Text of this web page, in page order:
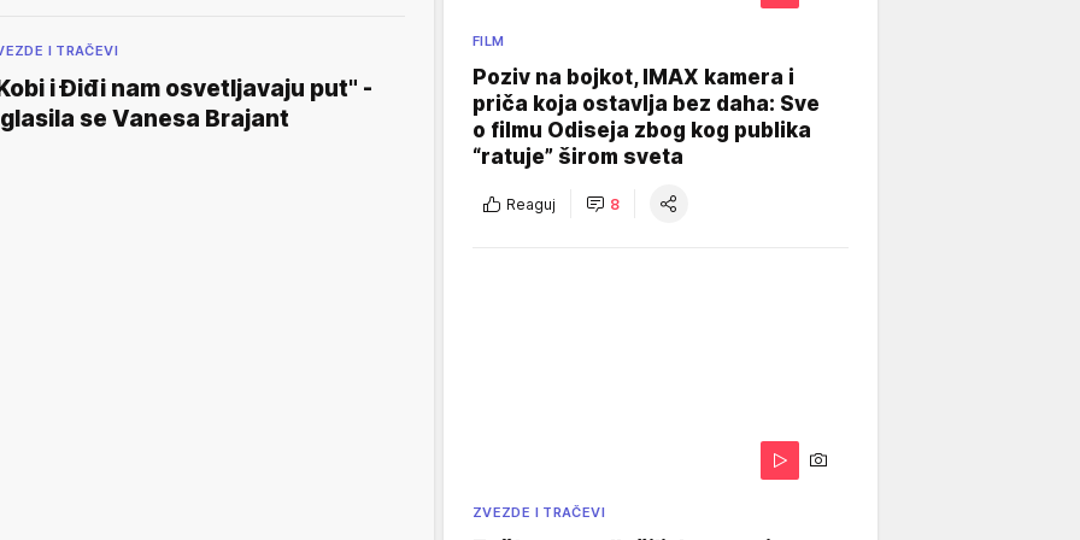
I TRAČEVI
i Điđi nam osvetljavaju put" -
se Vanesa Brajant
FILM
Poziv na bojkot, IMAX kamera i
priča koja ostavlja bez daha: Sve
o filmu Odiseja zbog kog publika
“ratuje” širom sveta
Reaguj 8
ZVEZDE I TRAČEVI